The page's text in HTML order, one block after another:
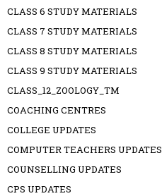
CLASS 6 STUDY MATERIALS
CLASS 7 STUDY MATERIALS
CLASS 8 STUDY MATERIALS
CLASS 9 STUDY MATERIALS
CLASS_12_ZOOLOGY_TM
COACHING CENTRES
COLLEGE UPDATES
COMPUTER TEACHERS UPDATES
COUNSELLING UPDATES
CPS UPDATES